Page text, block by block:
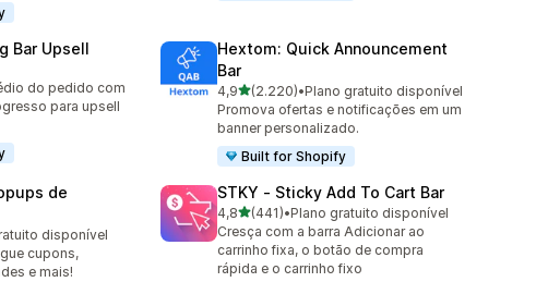
Bar Upsell
do pedido com
para upsell
Hextom: Quick Announcement
Bar
4,9de 5 estrelas
(2.220)
2220 avaliações ao todo
•Plano gratuito disponível
Promova ofertas e notificações em um
banner personalizado.
Built for Shopify
de
disponível
cupons,
e mais!
STKY ‑ Sticky Add To Cart Bar
4,8de 5 estrelas
(441)
441 avaliações ao todo
•Plano gratuito disponível
Cresça com a barra Adicionar ao
carrinho fixa, o botão de compra
rápida e o carrinho fixo